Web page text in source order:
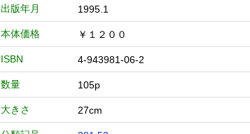
出版年月 1995.1
本体価格 ￥１２００
ISBN 4-943981-06-2
数量 105p
大きさ 27cm